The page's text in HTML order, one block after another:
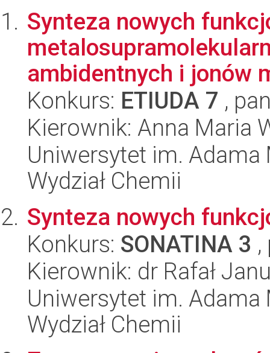
Synteza nowych
ambidentnych i jonów
Konkurs: ETIUDA 7 ,
Kierownik: Anna Maria
Uniwersytet im.
Wydział Chemii
Synteza nowych
Konkurs: SONATINA 3
Kierownik: dr Rafał
Uniwersytet im.
Wydział Chemii